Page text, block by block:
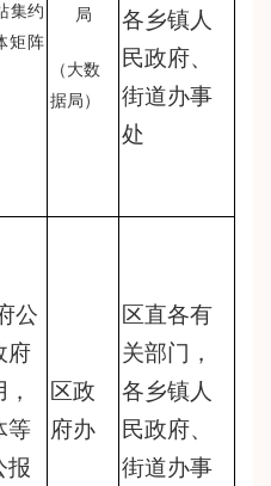
集约
矩阵
局
（大数
据局）
各乡镇人
民政府、
街道办事
处
公
府
等
报
区政
府办
区直各有
关部门，
各乡镇人
民政府、
街道办事